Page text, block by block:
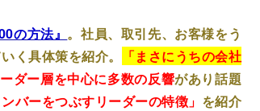
の方法』 。社員、取引先、お客様をう
く具体策を紹介。
「まさにうちの会社
ダー層を中心に多数の反響があり話題
ンバーをつぶすリーダーの特徴」 を紹介